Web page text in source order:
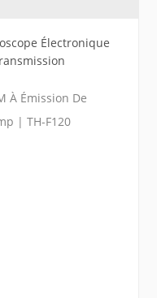
Électronique
À Émission De
| TH-F120